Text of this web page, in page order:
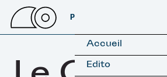
PSSFF 2026
Accueil
Edito